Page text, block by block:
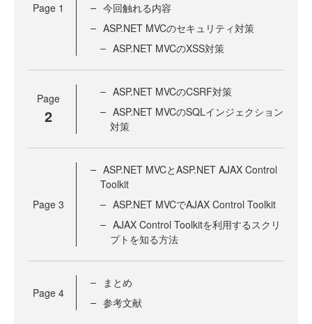
Page 1
今回触れる内容
ASP.NET MVCのセキュリティ対策
ASP.NET MVCのXSS対策
Page
2
ASP.NET MVCのCSRF対策
ASP.NET MVCのSQLインジェクション
対策
Page 3
ASP.NET MVCとASP.NET AJAX Control
Toolkit
ASP.NET MVCでAJAX Control Toolkit
AJAX Control Toolkitを利用するスクリ
プトを知る方法
Page 4
まとめ
参考文献